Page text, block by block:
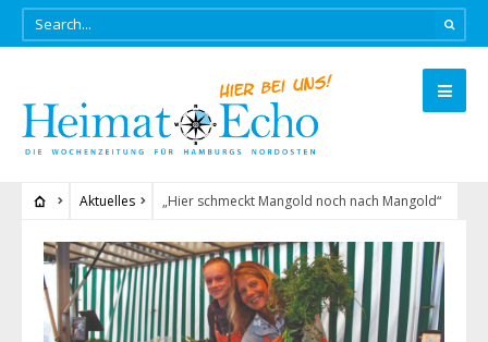
Aktuelles „Hier schmeckt Mangold noch nach Mangold“